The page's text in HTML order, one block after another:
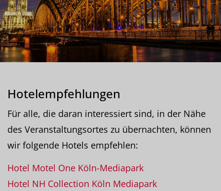
Hotelempfehlungen
Für alle, die daran interessiert sind, in der Nähe
des Veranstaltungsortes zu übernachten, können
wir folgende Hotels empfehlen:
Hotel Motel One Köln-Mediapark
Hotel NH Collection Köln Mediapark